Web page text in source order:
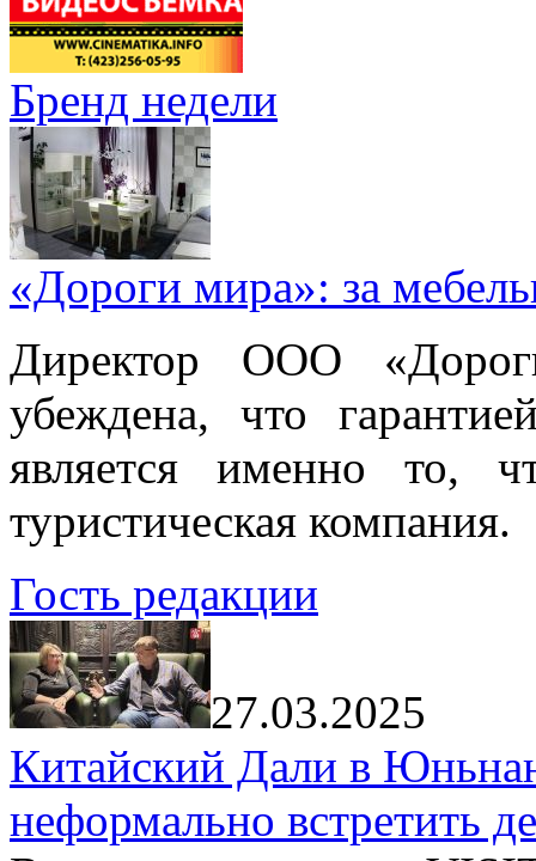
Бренд недели
«Дороги мира»: за
Директор ООО
убеждена, что
является именно то,
туристическая компания.
Гость редакции
27.03.2025
Китайский Дали в
неформально встретить